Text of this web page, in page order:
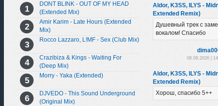
DONT BLINK - OUT OF MY HEAD
(Extended Mix)
Amir Karim - Late Hours (Extended
Mix)
Rocco Lazzaro, L!MF - Sex (Club Mix)
Crazibiza & Kings - Waiting For
(Deep Mix)
Morry - Yaka (Extended)
DJVEDO - This Sound Underground
(Original Mix)
Aldor, K3SS, ILYS -
Extended Remix)
Душевный трек с
вокалом! Спасибо
08.08.2026 |
Aldor, K3SS, ILYS -
Extended Remix)
Хорош, спасибо 5++